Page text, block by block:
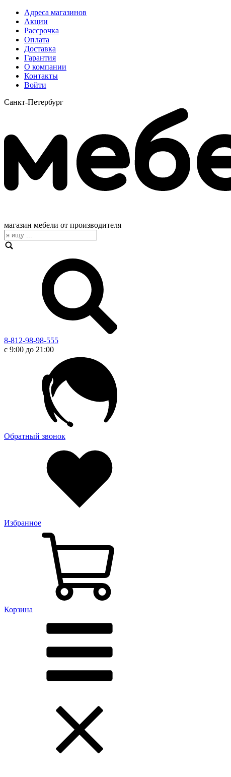
Адреса магазинов
Акции
Рассрочка
Оплата
Доставка
Гарантия
О компании
Контакты
Войти
Санкт-Петербург
магазин мебели от производителя
8-812-98-98-555
с 9:00 до 21:00
Обратный звонок
Избранное
Корзина